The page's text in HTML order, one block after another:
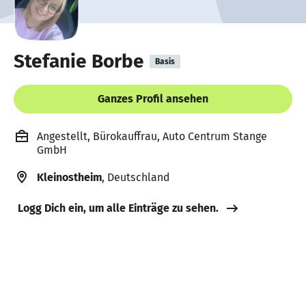
Stefanie Borbe Basis
Ganzes Profil ansehen
Angestellt, Bürokauffrau, Auto Centrum Stange
GmbH
Kleinostheim, Deutschland
Logg Dich ein, um alle Einträge zu sehen.